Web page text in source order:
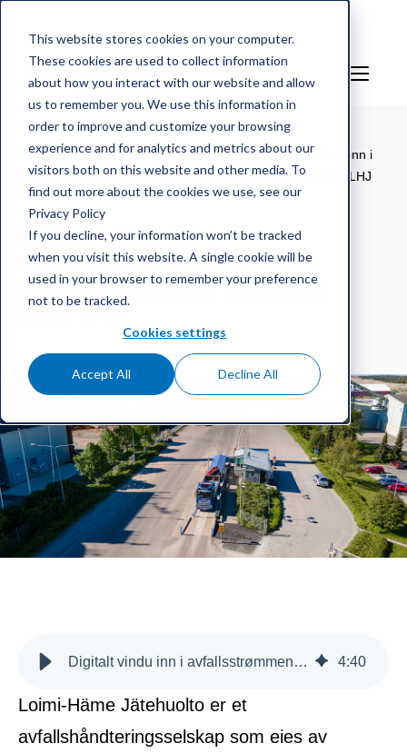
This website stores cookies on your computer.
These cookies are used to collect information
about how you interact with our website and allow
us to remember you. We use this information in
order to improve and customize your browsing
experience and for analytics and metrics about our
visitors both on this website and other media. To
find out more about the cookies we use, see our
Privacy Policy
If you decline, your information won’t be tracked
when you visit this website. A single cookie will be
used in your browser to remember your preference
not to be tracked.
Cookies settings
Accept All Decline All
mScales weighing service/ Henvisning/Digitalt vindu inn i
avfallsstrømmene tar virksomheten inn i fremtiden - case LHJ
Digitalt vindu inn i
avfallsstrømmene tar
virksomheten inn i fremtiden -
Digitalt vindu inn i avfallsstrømmene tar virksomheten inn i fremtiden - case LHJ 4:40
Loimi-Häme Jätehuolto er et
avfallshåndteringsselskap som eies av